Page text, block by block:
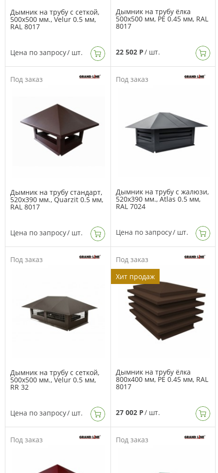
Дымник на трубу с сеткой,
500х500 мм., Velur 0.5 мм,
RAL 8017
Цена по запросу/ шт.
Дымник на трубу ёлка
500х500 мм, PE 0.45 мм, RAL
8017
22 502 Р/ шт.
Под заказ
Дымник на трубу стандарт,
520х390 мм., Quarzit 0.5 мм,
RAL 8017
Цена по запросу/ шт.
Под заказ
Дымник на трубу с жалюзи,
520х390 мм., Atlas 0.5 мм,
RAL 7024
Цена по запросу/ шт.
Под заказ
Дымник на трубу с сеткой,
500х500 мм., Velur 0.5 мм,
RR 32
Цена по запросу/ шт.
Под заказ
Хит продаж
Дымник на трубу ёлка
800х400 мм, PE 0.45 мм, RAL
8017
27 002 Р/ шт.
Под заказ Под заказ